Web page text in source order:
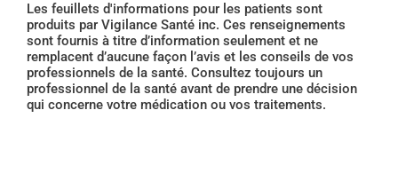
Les feuillets d'informations pour les patients sont
produits par Vigilance Santé inc. Ces renseignements
sont fournis à titre d’information seulement et ne
remplacent d’aucune façon l’avis et les conseils de vos
professionnels de la santé. Consultez toujours un
professionnel de la santé avant de prendre une décision
qui concerne votre médication ou vos traitements.